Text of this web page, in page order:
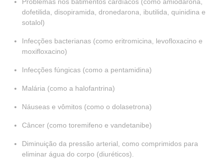
dofetilida, disopiramida, dronedarona, ibutilida, quinidina e
sotalol)
Infecções bacterianas (como eritromicina, levofloxacino e
moxifloxacino)
Infecções fúngicas (como a pentamidina)
Malária (como a halofantrina)
Náuseas e vômitos (como o dolasetrona)
Câncer (como toremifeno e vandetanibe)
Diminuição da pressão arterial, como comprimidos para
eliminar água do corpo (diuréticos).